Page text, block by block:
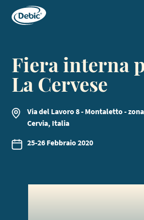
main
Fiera interna
La Cervese
Via del Lavoro 8 - Montaletto -
Cervia, Italia
25-26 Febbraio 2020